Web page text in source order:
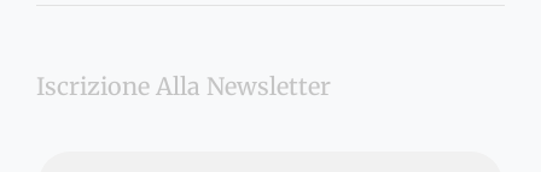
Iscrizione Alla Newsletter